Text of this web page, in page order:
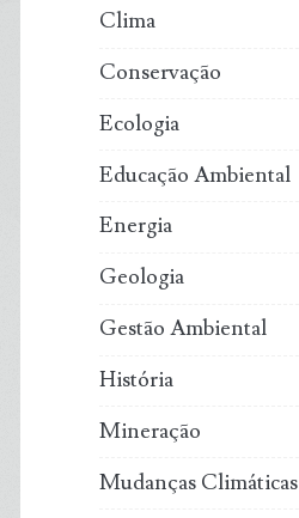
Clima
Conservação
Ecologia
Educação Ambiental
Energia
Geologia
Gestão Ambiental
História
Mineração
Mudanças Climáticas